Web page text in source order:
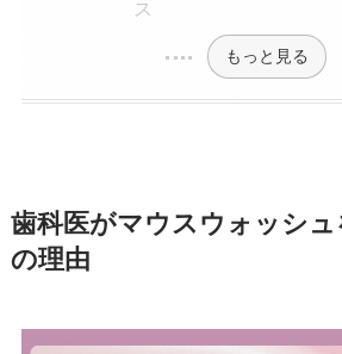
ス
もっと見る
歯科医がマウスウォッシ
の理由